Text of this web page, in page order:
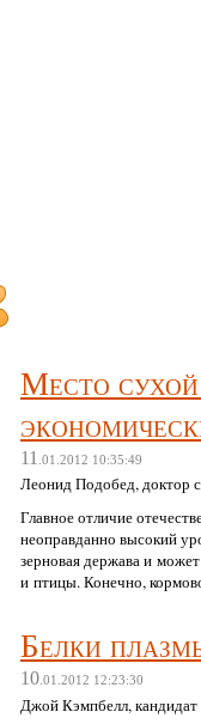
Место
11 .01.2012 10:35:49
Леонид Подобед, доктор
Главное отличие
неоправданно высокий
зерновая держава и
и птицы. Конечно,
Белки
10 .01.2012 12:23:30
Джой Кэмпбелл,